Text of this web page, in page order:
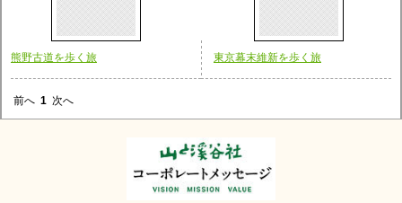
熊野古道を歩く旅 東京幕末維新を歩く旅
前へ 1 次へ